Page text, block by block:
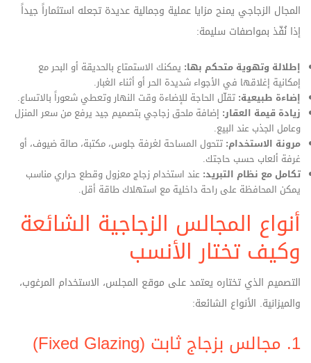
المجال الزجاجي يمنح مزايا عملية وجمالية عديدة تجعله استثماراً جيداً
إذا نُفّذ بمواصفات سليمة:
إطلالة وتهوية متحكم بها: يمكنك الاستمتاع بالحديقة أو البحر مع
إمكانية إغلاقها في الأجواء شديدة الحر أو أثناء الغبار.
إضاءة طبيعية: تقلّل الحاجة للإضاءة وقت النهار وتعطي شعوراً بالاتساع.
زيادة قيمة العقار: إضافة ملحق زجاجي بتصميم جيد يرفع من سعر المنزل
وعامل الجذب عند البيع.
مرونة الاستخدام: تتحول المساحة لغرفة جلوس، مكتبة، صالة ضيوف، أو
غرفة ألعاب حسب حاجتك.
تكامل مع نظام التبريد: عند استخدام زجاج معزول وقطع حراري مناسب
يمكن المحافظة على راحة داخلية مع استهلاك طاقة أقل.
أنواع المجالس الزجاجية الشائعة
وكيف تختار الأنسب
التصميم الذي تختاره يعتمد على موقع المجلس، الاستخدام المرغوب،
والميزانية. الأنواع الشائعة:
1. مجالس بزجاج ثابت (Fixed Glazing)